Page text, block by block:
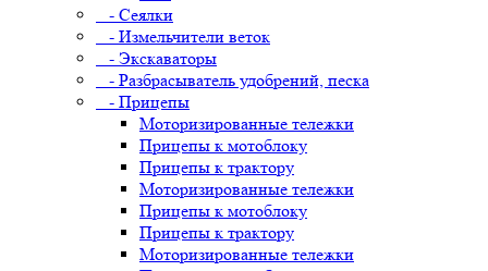
- Сеялки
- Измельчители веток
- Экскаваторы
- Разбрасыватель удобрений, песка
- Прицепы
Моторизированные тележки
Прицепы к мотоблоку
Прицепы к трактору
Моторизированные тележки
Прицепы к мотоблоку
Прицепы к трактору
Моторизированные тележки